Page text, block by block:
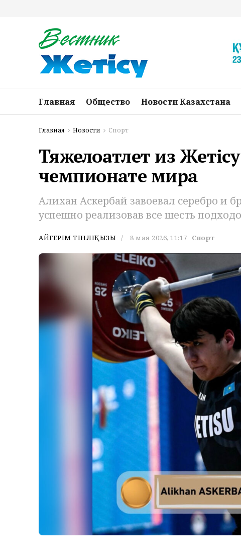
Главная Общество Новости Казахстана
Главная Новости Спорт
Тяжелоатлет из
чемпионате мира
Алихан Аскербай завоевал серебро и
успешно реализовав все шесть
АЙГЕРІМ ТІНӘЛІҚЫЗЫ 8 мая 2026, 11:17 Спорт